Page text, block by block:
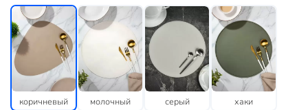
коричневый молочный серый хаки